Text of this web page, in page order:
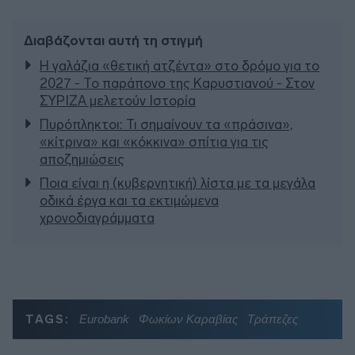
Διαβάζονται αυτή τη στιγμή
Η γαλάζια «θετική ατζέντα» στο δρόμο για το
2027 - Το παράπονο της Καρυστιανού - Στον
ΣΥΡΙΖΑ μελετούν Ιστορία
Πυρόπληκτοι: Τι σημαίνουν τα «πράσινα»,
«κίτρινα» και «κόκκινα» σπίτια για τις
αποζημιώσεις
Ποια είναι η (κυβερνητική) λίστα με τα μεγάλα
οδικά έργα και τα εκτιμώμενα
χρονοδιαγράμματα
TAGS: Eurobank Φωκίων Καραβίας Τράπεζες